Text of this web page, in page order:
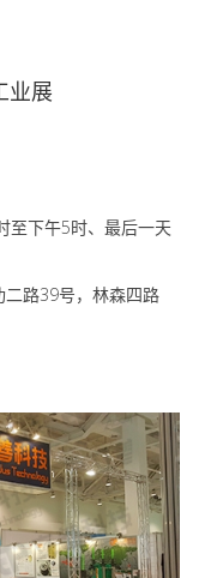
业展
至下午5时、最后一天
路39号，林森四路